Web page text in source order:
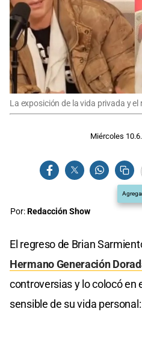
La exposición de la vida privada y el
Miércoles
Por:Redacción Show
El regreso de Brian
Hermano Generación
controversias y lo colocó en
sensible de su vida personal: